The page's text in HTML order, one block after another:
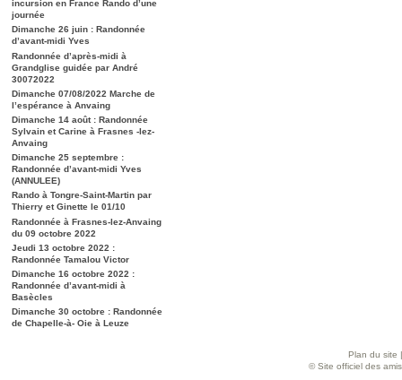
incursion en France Rando d’une
journée
Dimanche 26 juin : Randonnée
d’avant-midi Yves
Randonnée d’après-midi à
Grandglise guidée par André
30072022
Dimanche 07/08/2022 Marche de
l’espérance à Anvaing
Dimanche 14 août : Randonnée
Sylvain et Carine à Frasnes -lez-
Anvaing
Dimanche 25 septembre :
Randonnée d’avant-midi Yves
(ANNULEE)
Rando à Tongre-Saint-Martin par
Thierry et Ginette le 01/10
Randonnée à Frasnes-lez-Anvaing
du 09 octobre 2022
Jeudi 13 octobre 2022 :
Randonnée Tamalou Victor
Dimanche 16 octobre 2022 :
Randonnée d’avant-midi à
Basècles
Dimanche 30 octobre : Randonnée
de Chapelle-à- Oie à Leuze
Plan du site
© Site officiel des